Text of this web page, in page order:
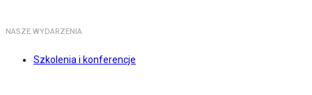
NASZE WYDARZENIA
Szkolenia i konferencje